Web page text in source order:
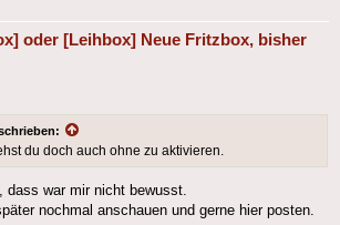
oder [Leihbox] Neue Fritzbox, bisher
du doch auch ohne zu aktivieren.
dass war mir nicht bewusst.
nochmal anschauen und gerne hier posten.